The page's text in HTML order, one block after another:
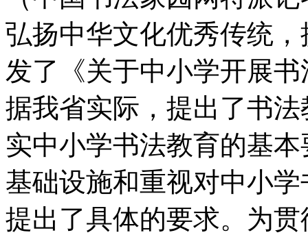
弘扬中华文化优秀传统
发了《关于中小学开展
据我省实际，提出了书
实中小学书法教育的基
基础设施和重视对中小
提出了具体的要求。为